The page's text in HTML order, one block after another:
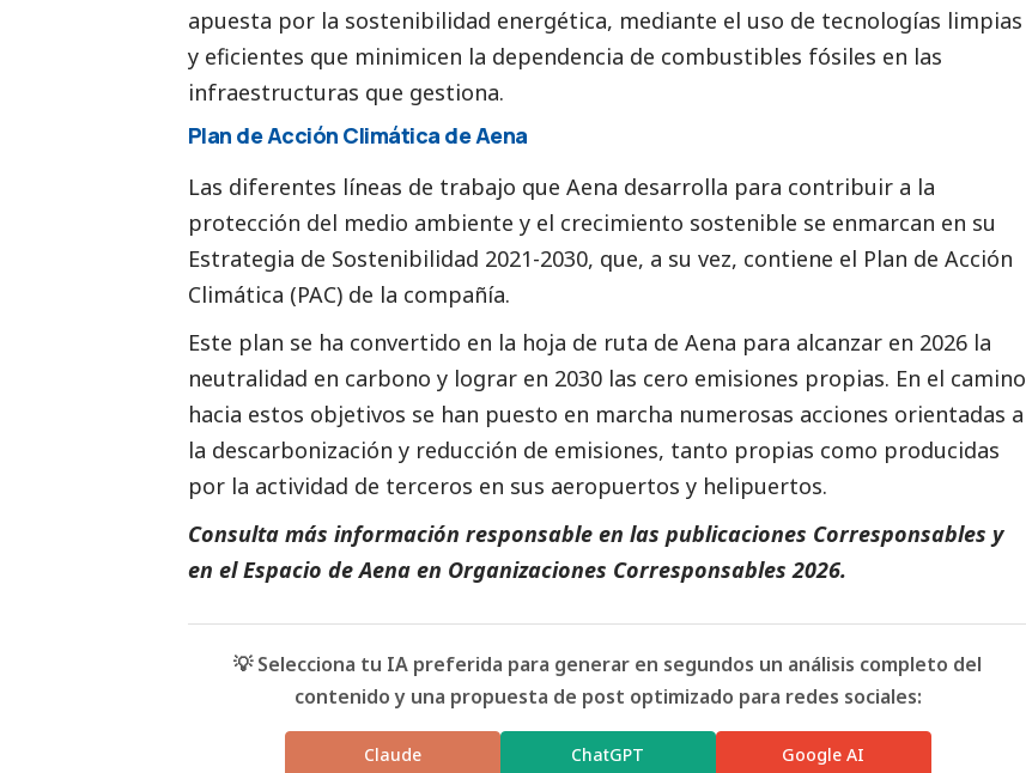
apuesta por la sostenibilidad energética, mediante el uso de tecnologías limpias
y eficientes que minimicen la dependencia de combustibles fósiles en las
infraestructuras que gestiona.
Plan de Acción Climática deAena
Las diferentes líneas de trabajo que Aena desarrolla para contribuir a la
protección del medio ambiente y el crecimiento sostenible se enmarcan en su
Estrategia de Sostenibilidad 2021-2030, que, a su vez, contiene el Plan de Acción
Climática (PAC) de la compañía.
Este plan se ha convertido en la hoja de ruta de Aena para alcanzar en 2026 la
neutralidad en carbono y lograr en 2030 las cero emisiones propias. En el camino
hacia estos objetivos se han puesto en marcha numerosas acciones orientadas a
la descarbonización y reducción de emisiones, tanto propias como producidas
por la actividad de terceros en sus aeropuertos y helipuertos.
Consulta más información responsable en las publicaciones Corresponsables y
en el Espacio deAena en Organizaciones Corresponsables 2026.
💡 Selecciona tu IA preferida para generar en segundos un análisis completo del
contenido y una propuesta de post optimizado para redes sociales:
Claude ChatGPT Google AI